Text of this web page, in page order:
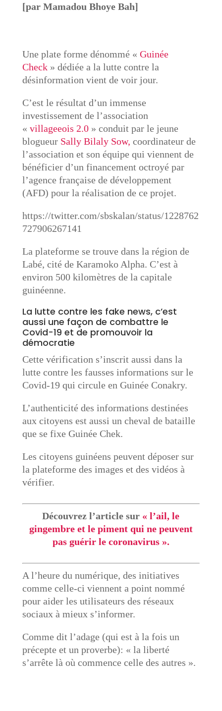
[par Mamadou Bhoye Bah]
Une plate forme dénommé « Guinée
Check» dédiée a la lutte contre la
désinformation vient de voir jour.
C’est le résultat d’un immense
investissement de l’association
« villageeois 2.0» conduit par le jeune
blogueur Sally Bilaly Sow, coordinateur de
l’association et son équipe qui viennent de
bénéficier d’un financement octroyé par
l’agence française de développement
(AFD) pour la réalisation de ce projet.
https://twitter.com/sbskalan/status/1228762
727906267141
La plateforme se trouve dans la région de
Labé, cité de Karamoko Alpha. C’est à
environ 500 kilomètres de la capitale
guinéenne.
La lutte contre les fake news, c’est
aussi une façon de combattre le
Covid-19 et de promouvoir la
démocratie
Cette vérification s’inscrit aussi dans la
lutte contre les fausses informations sur le
Covid-19 qui circule en Guinée Conakry.
L’authenticité des informations destinées
aux citoyens est aussi un cheval de bataille
que se fixe Guinée Chek.
Les citoyens guinéens peuvent déposer sur
la plateforme des images et des vidéos à
vérifier.
Découvrez l’article sur « l’ail, le
gingembre et le piment qui ne peuvent
pas guérir le coronavirus ».
A l’heure du numérique, des initiatives
comme celle-ci viennent a point nommé
pour aider les utilisateurs des réseaux
sociaux à mieux s’informer.
Comme dit l’adage (qui est à la fois un
précepte et un proverbe): « la liberté
s’arrête là où commence celle des autres ».